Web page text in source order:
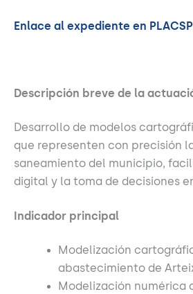
Enlace al expediente en PLACSP
Descripción breve de la
Desarrollo de modelos
que representen con precisión
saneamiento del municipio,
digital y la toma de decisiones
Indicador principal
Modelización
abastecimiento de
Modelización numérica